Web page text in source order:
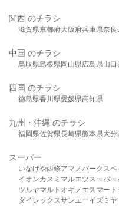
関西 のチラシ
滋賀県京都府大阪府兵庫県奈良
中国 のチラシ
鳥取県島根県岡山県広島県山口
四国 のチラシ
徳島県香川県愛媛県高知県
九州・沖縄 のチラシ
福岡県佐賀県長崎県熊本県大分
スーパー
いなげや西條アマノパークスベ
イオンカスミ マルエツスーパ
ツルヤマルト オギノ エスマート
ダイレックスサンエーイズミヤ